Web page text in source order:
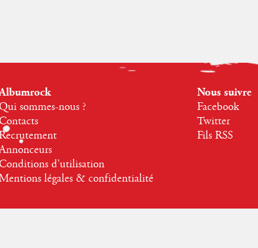
Qui sommes-nous ?
d'utilisation
légales & confidentialité
Nous suivre
Facebook
Twitter
Fils RSS